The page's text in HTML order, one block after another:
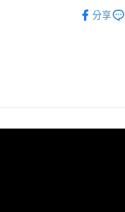
悠遊付
每筆
分享